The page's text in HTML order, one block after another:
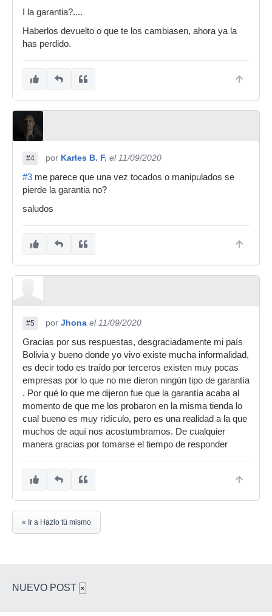
I la garantia?....
Haberlos devuelto o que te los cambiasen, ahora ya la
has perdido.
#4 por Karles B. F. el 11/09/2020
#3 me parece que una vez tocados o manipulados se
pierde la garantia no?
saludos
#5 por Jhona el 11/09/2020
Gracias por sus respuestas, desgraciadamente mi país
Bolivia y bueno donde yo vivo existe mucha informalidad,
es decir todo es traído por terceros existen muy pocas
empresas por lo que no me dieron ningún tipo de garantía
. Por qué lo que me dijeron fue que la garantía acaba al
momento de que me los probaron en la misma tienda lo
cual bueno es muy ridículo, pero es una realidad a la que
muchos de aquí nos acostumbramos. De cualquier
manera gracias por tomarse el tiempo de responder
« Ir a Hazlo tú mismo
NUEVO POST ×